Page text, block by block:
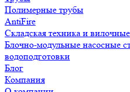
Полимерные трубы
AntiFire
Складская техника и
Блочно-модульные насосные
водоподготовки
Блог
Компания